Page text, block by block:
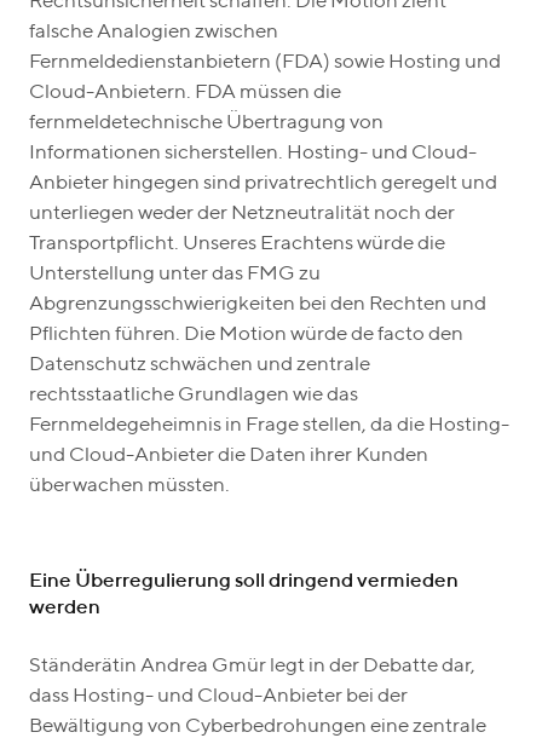
falsche Analogien zwischen
Fernmeldedienstanbietern (FDA) sowie Hosting und
Cloud-Anbietern. FDA müssen die
fernmeldetechnische Übertragung von
Informationen sicherstellen. Hosting- und Cloud-
Anbieter hingegen sind privatrechtlich geregelt und
unterliegen weder der Netzneutralität noch der
Transportpflicht. Unseres Erachtens würde die
Unterstellung unter das FMG zu
Abgrenzungsschwierigkeiten bei den Rechten und
Pflichten führen. Die Motion würde de facto den
Datenschutz schwächen und zentrale
rechtsstaatliche Grundlagen wie das
Fernmeldegeheimnis in Frage stellen, da die Hosting-
und Cloud-Anbieter die Daten ihrer Kunden
überwachen müssten.
Eine Überregulierung soll dringend vermieden
werden
Ständerätin Andrea Gmür legt in der Debatte dar,
dass Hosting- und Cloud-Anbieter bei der
Bewältigung von Cyberbedrohungen eine zentrale